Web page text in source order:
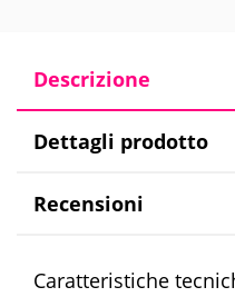
Descrizione
Dettagli prodotto
Recensioni
Caratteristiche